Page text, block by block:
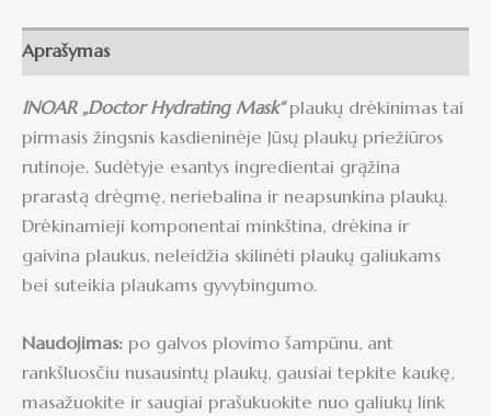
Aprašymas
INOAR „Doctor Hydrating Mask“plaukų drėkinimas tai
pirmasis žingsnis kasdieninėje Jūsų plaukų priežiūros
rutinoje. Sudėtyje esantys ingredientai grąžina
prarastą drėgmę, neriebalina ir neapsunkina plaukų.
Drėkinamieji komponentai minkština, drėkina ir
gaivina plaukus, neleidžia skilinėti plaukų galiukams
bei suteikia plaukams gyvybingumo.
Naudojimas: po galvos plovimo šampūnu, ant
rankšluosčiu nusausintų plaukų, gausiai tepkite kaukę,
masažuokite ir saugiai prašukuokite nuo galiukų link